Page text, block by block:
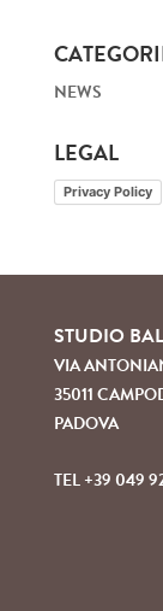
NEWS
LEGAL
Privacy Policy
STUDIO
VIA
35011
PADOVA
TEL +39 049